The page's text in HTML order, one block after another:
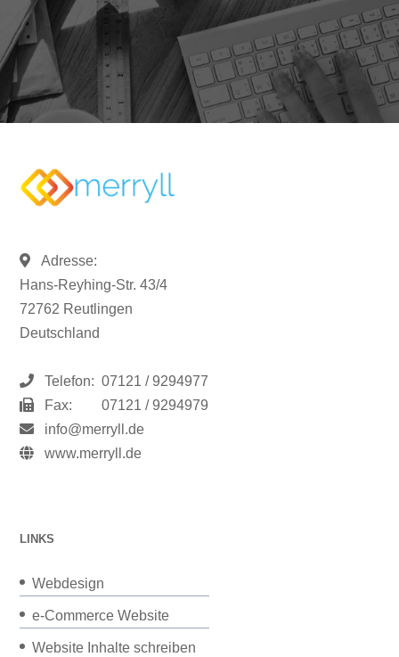
Adresse:
Hans-Reyhing-Str. 43/4
72762 Reutlingen
Deutschland
Telefon: 07121 / 9294977
Fax:
07121 / 9294979
info@merryll.de
www.merryll.de
LINKS
Webdesign
e-Commerce Website
Website Inhalte schreiben